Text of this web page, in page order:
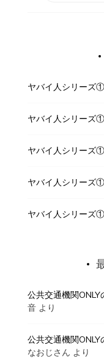
ヤバイ人シリーズ
ヤバイ人シリーズ
ヤバイ人シリーズ
ヤバイ人シリーズ
ヤバイ人シリーズ
公共交通機関
音より
公共交通機関
なおじさん より